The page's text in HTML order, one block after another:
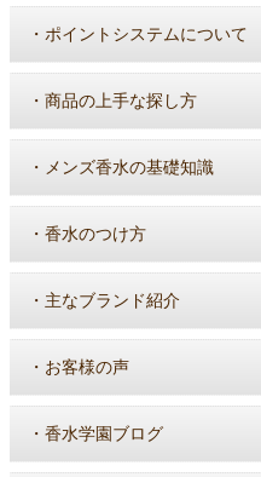
・ ポイントシステムについて
・ 商品の上手な探し方
・ メンズ香水の基礎知識
・ 香水のつけ方
・ 主なブランド紹介
・ お客様の声
・ 香水学園ブログ